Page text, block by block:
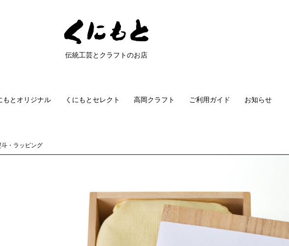
伝統工芸とクラフトのお店
もとオリジナル くにもとセレクト 高岡クラフト ご利用ガイド お知らせ
斗・ラッピング